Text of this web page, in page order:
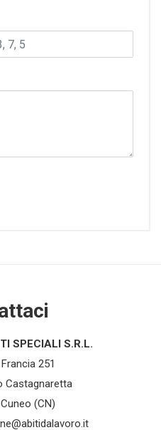
SPECIALI S.R.L.
251
Castagnaretta
(CN)